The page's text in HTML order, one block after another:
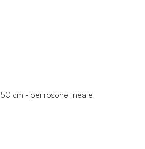
cm - per rosone lineare